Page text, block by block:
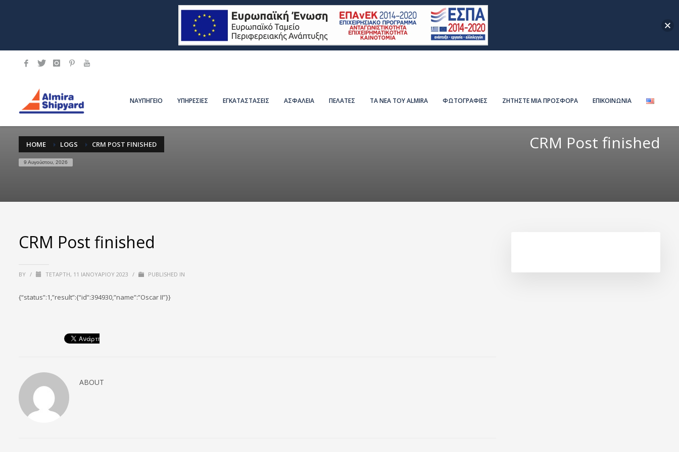
ΝΑΥΠΗΓΕΙΟ ΥΠΗΡΕΣΙΕΣ ΕΓΚΑΤΑΣΤΑΣΕΙΣ ΑΣΦΑΛΕΙΑ ΠΕΛΑΤΕΣ ΤΑ ΝΕΑ ΤΟΥ ALMIRA ΦΩΤΟΓΡΑΦΙΕΣ ΖΗΤΗΣΤΕ ΜΙΑ ΠΡΟΣΦΟΡΑ ΕΠΙΚΟΙΝΩΝΙΑ
HOME LOGS CRM POST FINISHED
9 Αυγούστου, 2026
CRM Post finished
CRM Post finished
BY / ΤΕΤΆΡΤΗ, 11 ΙΑΝΟΥΑΡΊΟΥ 2023 / PUBLISHED IN
{“status”:1,”result”:{“id”:394930,”name”:”Oscar II”}}
ABOUT